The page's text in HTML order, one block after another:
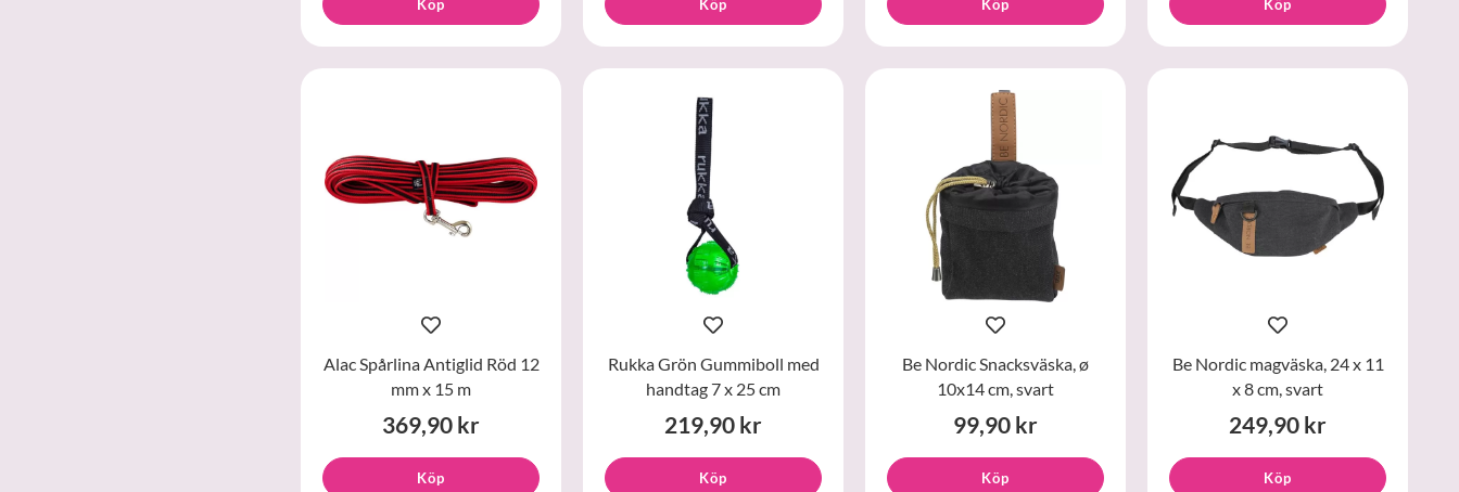
Köp Köp Köp Köp
Alac Spårlina Antiglid Röd 12
mm x 15 m
369,90 kr
Köp
Rukka Grön Gummiboll med
handtag 7 x 25 cm
219,90 kr
Köp
Be Nordic Snacksväska, ø
10x14 cm, svart
99,90 kr
Köp
Be Nordic magväska, 24 x 11
x 8 cm, svart
249,90 kr
Köp